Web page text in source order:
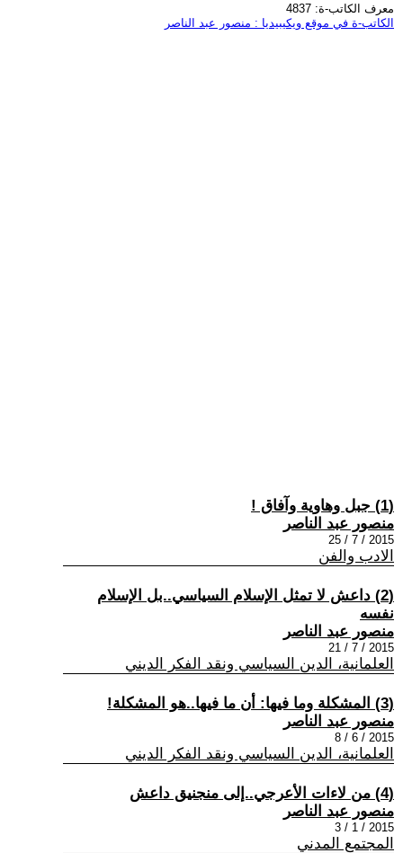
معرف الكاتب-ة: 4837
الكاتب-ة في موقع ويكيبيديا : منصور عبد الناصر
(1) جبل وهاوية وآفاق !
منصور عبد الناصر
2015 / 7 / 25
الادب والفن
(2) داعش لا تمثل الإسلام السياسي..بل الإسلام
نفسه
منصور عبد الناصر
2015 / 7 / 21
العلمانية، الدين السياسي ونقد الفكر الديني
(3) المشكلة وما فيها: أن ما فيها..هو المشكلة!
منصور عبد الناصر
2015 / 6 / 8
العلمانية، الدين السياسي ونقد الفكر الديني
(4) من لاءات الأعرجي..إلى منجنيق داعش
منصور عبد الناصر
2015 / 1 / 3
المجتمع المدني